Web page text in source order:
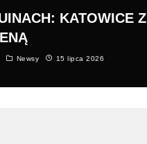
KATOWICE Z
Newsy 15 lipca 2026